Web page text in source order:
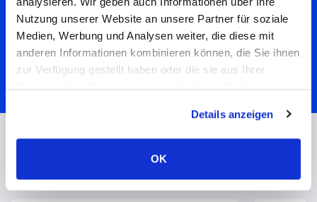
Nutzung unserer Website an unsere Partner für soziale
Medien, Werbung und Analysen weiter, die diese mit
anderen Informationen kombinieren können, die Sie ihnen
zur Verfügung gestellt haben oder die sie aus Ihrer
Nutzung ihrer Dienste gesammelt haben. Weitere
Details anzeigen
OK
smarten CX-Tools.
CX-Audit anfragen
Unser Entwicklungsprozess